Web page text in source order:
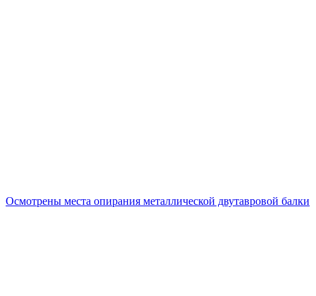
Осмотрены места опирания металлической двутавровой балки